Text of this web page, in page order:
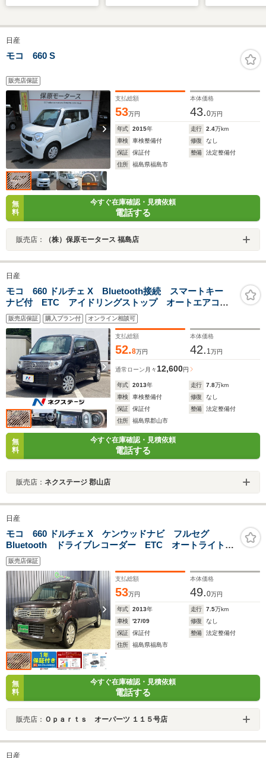
センサー ETC オー
トップ
ールゲート・
日産
モコ 660 S
販売店保証
支払総額
53万円
本体価格
43.0万円
年式 2015年 走行 2.4万km
車検
車検整備付 修復
なし
保証
保証付 整備
法定整備付
住所
福島県福島市
無
料
今すぐ在庫確認・見積依頼
電話する
販売店： （株）保原モータース 福島店
日産
モコ 660 ドルチェ X Bluetooth接続 スマートキー
ナビ付 ETC アイドリングストップ オートエアコ
ン オートライト HIDヘッドライト プライバシーガラ
ス
販売店保証 購入プラン付 オンライン相談可
支払総額
52.8万円
本体価格
42. 1 万円
通常ローン 月々 12,600円
年式 2013年 走行 7.8万km
車検
車検整備付 修復
なし
保証
保証付 整備
法定整備付
住所
福島県郡山市
無
料
今すぐ在庫確認・見積依頼
電話する
販売店： ネクステージ 郡山店
日産
モコ 660 ドルチェ X ケンウッドナビ フルセグ
Bluetooth ドライブレコーダー ETC オートライト
HID スマートキー アイドリングストップ 電動格納ミ
ラー ベンチシート CVT 盗難防止システム フォグ
ランプ
販売店保証
支払総額
53万円
本体価格
49.0万円
年式 2013年 走行 7.5万km
車検
'27/09 修復
なし
保証
保証付 整備
法定整備付
住所
福島県福島市
無
料
今すぐ在庫確認・見積依頼
電話する
販売店： Ｏｐａｒｔｓ オーパーツ １１５号店
日産